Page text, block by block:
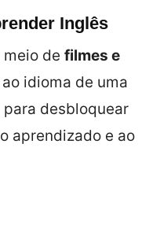
Inglês
meio de filmes e
idioma de uma
desbloquear
aprendizado e ao